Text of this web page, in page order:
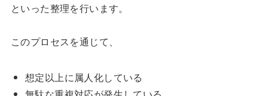
といった整理を行います。
このプロセスを通じて、
想定以上に属人化している